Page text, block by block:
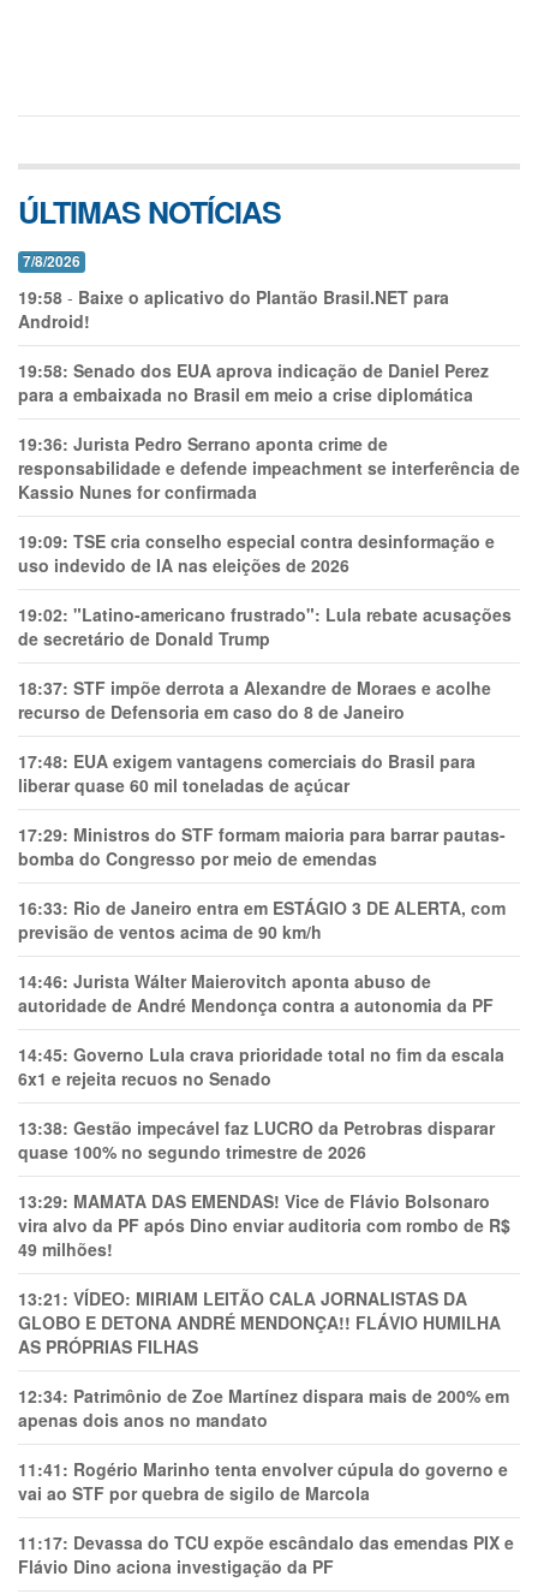
ÚLTIMAS NOTÍCIAS
7/8/2026
19:58 - Baixe o aplicativo do Plantão Brasil.NET para
Android!
19:58: Senado dos EUA aprova indicação de Daniel Perez
para a embaixada no Brasil em meio a crise diplomática
19:36: Jurista Pedro Serrano aponta crime de
responsabilidade e defende impeachment se interferência de
Kassio Nunes for confirmada
19:09: TSE cria conselho especial contra desinformação e
uso indevido de IA nas eleições de 2026
19:02: "Latino-americano frustrado": Lula rebate acusações
de secretário de Donald Trump
18:37: STF impõe derrota a Alexandre de Moraes e acolhe
recurso de Defensoria em caso do 8 de Janeiro
17:48: EUA exigem vantagens comerciais do Brasil para
liberar quase 60 mil toneladas de açúcar
17:29: Ministros do STF formam maioria para barrar pautas-
bomba do Congresso por meio de emendas
16:33: Rio de Janeiro entra em ESTÁGIO 3 DE ALERTA, com
previsão de ventos acima de 90 km/h
14:46: Jurista Wálter Maierovitch aponta abuso de
autoridade de André Mendonça contra a autonomia da PF
14:45: Governo Lula crava prioridade total no fim da escala
6x1 e rejeita recuos no Senado
13:38: Gestão impecável faz LUCRO da Petrobras disparar
quase 100% no segundo trimestre de 2026
13:29: MAMATA DAS EMENDAS! Vice de Flávio Bolsonaro
vira alvo da PF após Dino enviar auditoria com rombo de R$
49 milhões!
13:21: VÍDEO: MIRIAM LEITÃO CALA JORNALISTAS DA
GLOBO E DETONA ANDRÉ MENDONÇA!! FLÁVIO HUMILHA
AS PRÓPRIAS FILHAS
12:34: Patrimônio de Zoe Martínez dispara mais de 200% em
apenas dois anos no mandato
11:41: Rogério Marinho tenta envolver cúpula do governo e
vai ao STF por quebra de sigilo de Marcola
11:17: Devassa do TCU expõe escândalo das emendas PIX e
Flávio Dino aciona investigação da PF